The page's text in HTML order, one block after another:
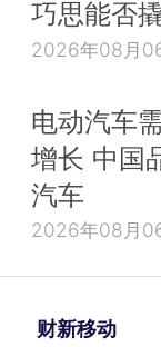
巧思能否
2026年08月
电动汽车
增长 中国
汽车
2026年08月
财新移动